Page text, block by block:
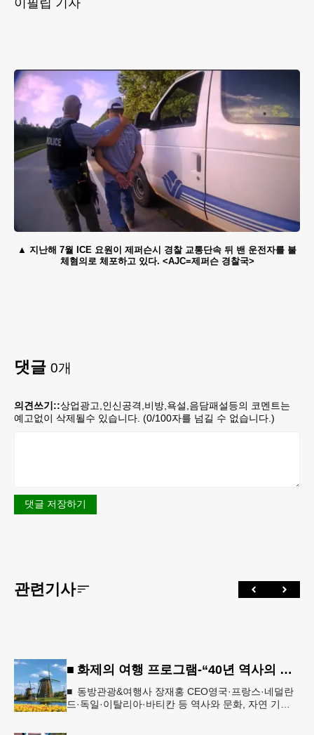
이필립 기자
지난해 7월 ICE 요원이 제퍼슨시 경찰 교통단속 뒤 밴 운전자를 불
체혐의로 체포하고 있다. <AJC=제퍼슨 경찰국>
댓글 0개
의견쓰기::상업광고,인신공격,비방,욕설,음담패설등의 코멘트는
예고없이 삭제될수 있습니다. (0/100자를 넘길 수 없습니다.)
댓글 저장하기
관련기사
■ 화제의 여행 프로그램-“40년 역사의 신뢰… 서유럽 8개국 13일 대장정”
■ 동방관광&여행사 장재홍 CEO영국·프랑스·네덜란
드·독일·이탈리아·바티칸 등 역사와 문화, 자연 기